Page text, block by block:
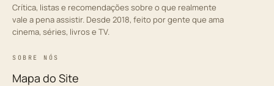
Crítica, listas e recomendações sobre o que realmente
vale a pena assistir. Desde 2018, feito por gente que ama
cinema, séries, livros e TV.
SOBRE NÓS
Mapa do Site